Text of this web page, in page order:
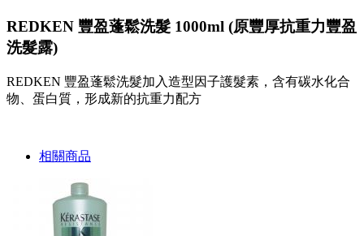
REDKEN 豐盈蓬鬆洗髮 1000ml (原豐厚抗重力豐盈
洗髮露)
REDKEN 豐盈蓬鬆洗髮加入造型因子護髮素，含有碳水化合
物、蛋白質，形成新的抗重力配方
相關商品